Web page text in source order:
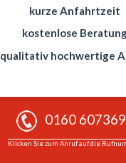
kurze Anfahrtzeit
kostenlose
qualitativ hochwertige
0160
Klicken Sie zum Anruf auf die